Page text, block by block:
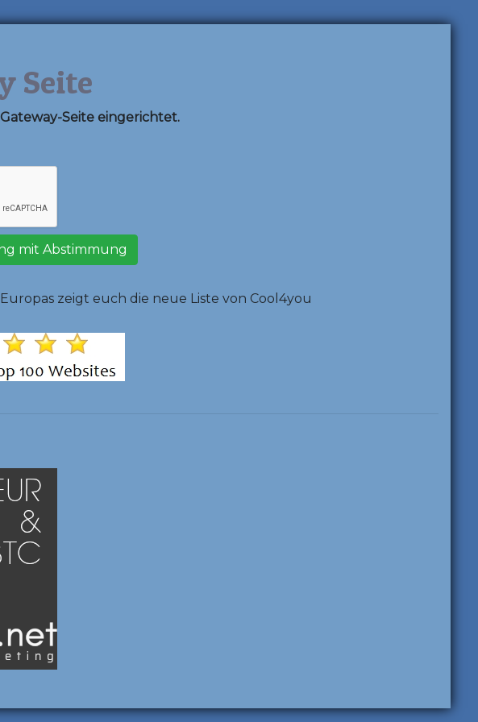
Seite
Seite eingerichtet.
mit Abstimmung
zeigt euch die neue Liste von Cool4you